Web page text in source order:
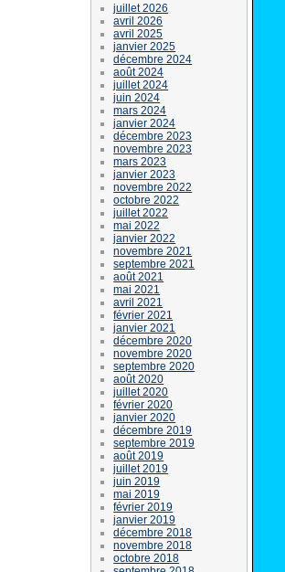
juillet 2026
avril 2026
avril 2025
janvier 2025
décembre 2024
août 2024
juillet 2024
juin 2024
mars 2024
janvier 2024
décembre 2023
novembre 2023
mars 2023
janvier 2023
novembre 2022
octobre 2022
juillet 2022
mai 2022
janvier 2022
novembre 2021
septembre 2021
août 2021
mai 2021
avril 2021
février 2021
janvier 2021
décembre 2020
novembre 2020
septembre 2020
août 2020
juillet 2020
février 2020
janvier 2020
décembre 2019
septembre 2019
août 2019
juillet 2019
juin 2019
mai 2019
février 2019
janvier 2019
décembre 2018
novembre 2018
octobre 2018